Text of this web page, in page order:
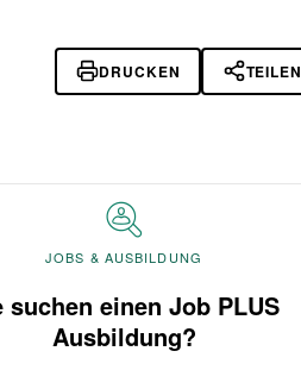
DRUCKEN TEILEN
JOBS & AUSBILDUNG
suchen einen Job PLUS
Ausbildung?